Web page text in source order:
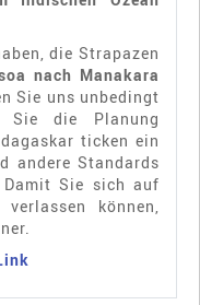
die Strapazen
nach Manakara
Sie uns unbedingt
die Planung
ticken ein
andere Standards
Damit Sie sich auf
verlassen können,